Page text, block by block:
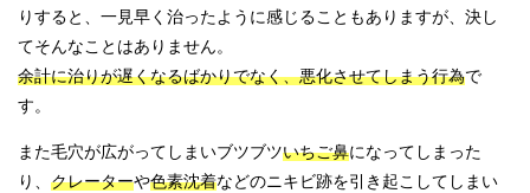
りすると、一見早く治ったように感じることもありますが、決し
てそんなことはありません。
余計に治りが遅くなるばかりでなく、悪化させてしまう行為で
す。
また毛穴が広がってしまいブツブツいちご鼻になってしまった
り、 クレーターや色素沈着などのニキビ跡を引き起こしてしまい